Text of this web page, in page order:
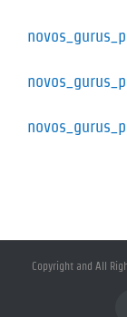
Copyright and All